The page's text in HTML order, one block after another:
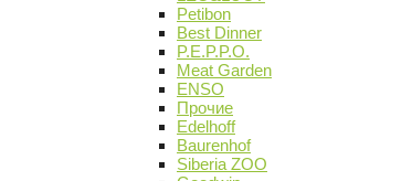
Petibon
Best Dinner
P.E.P.P.O.
Meat Garden
ENSO
Прочие
Edelhoff
Baurenhof
Siberia ZOO